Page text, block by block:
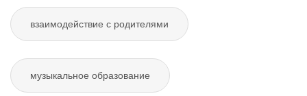
взаимодействие с родителями
музыкальное образование